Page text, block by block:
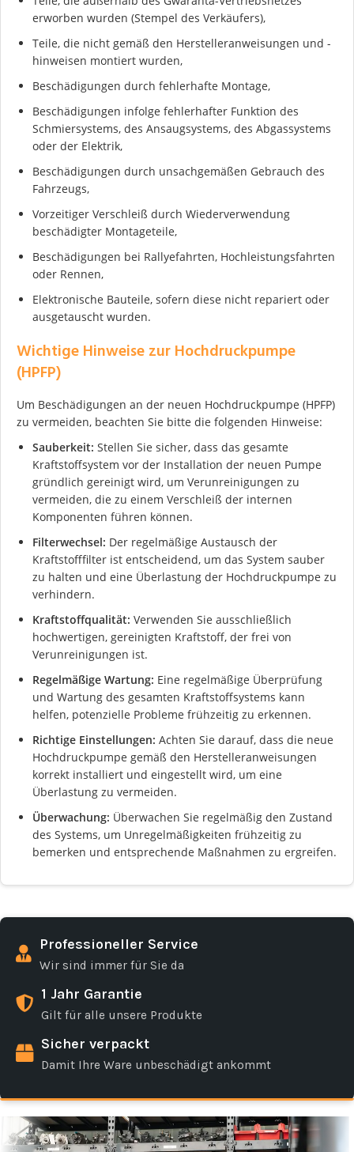
erworben wurden (Stempel des Verkäufers),
Teile, die nicht gemäß den Herstelleranweisungen und -
hinweisen montiert wurden,
Beschädigungen durch fehlerhafte Montage,
Beschädigungen infolge fehlerhafter Funktion des
Schmiersystems, des Ansaugsystems, des Abgassystems
oder der Elektrik,
Beschädigungen durch unsachgemäßen Gebrauch des
Fahrzeugs,
Vorzeitiger Verschleiß durch Wiederverwendung
beschädigter Montageteile,
Beschädigungen bei Rallyefahrten, Hochleistungsfahrten
oder Rennen,
Elektronische Bauteile, sofern diese nicht repariert oder
ausgetauscht wurden.
Wichtige Hinweise zur Hochdruckpumpe
(HPFP)
Um Beschädigungen an der neuen Hochdruckpumpe (HPFP)
zu vermeiden, beachten Sie bitte die folgenden Hinweise:
Sauberkeit: Stellen Sie sicher, dass das gesamte
Kraftstoffsystem vor der Installation der neuen Pumpe
gründlich gereinigt wird, um Verunreinigungen zu
vermeiden, die zu einem Verschleiß der internen
Komponenten führen können.
Filterwechsel: Der regelmäßige Austausch der
Kraftstofffilter ist entscheidend, um das System sauber
zu halten und eine Überlastung der Hochdruckpumpe zu
verhindern.
Kraftstoffqualität: Verwenden Sie ausschließlich
hochwertigen, gereinigten Kraftstoff, der frei von
Verunreinigungen ist.
Regelmäßige Wartung: Eine regelmäßige Überprüfung
und Wartung des gesamten Kraftstoffsystems kann
helfen, potenzielle Probleme frühzeitig zu erkennen.
Richtige Einstellungen: Achten Sie darauf, dass die neue
Hochdruckpumpe gemäß den Herstelleranweisungen
korrekt installiert und eingestellt wird, um eine
Überlastung zu vermeiden.
Überwachung: Überwachen Sie regelmäßig den Zustand
des Systems, um Unregelmäßigkeiten frühzeitig zu
bemerken und entsprechende Maßnahmen zu ergreifen.
Professioneller Service
Wir sind immer für Sie da
1 Jahr Garantie
Gilt für alle unsere Produkte
Sicher verpackt
Damit Ihre Ware unbeschädigt ankommt